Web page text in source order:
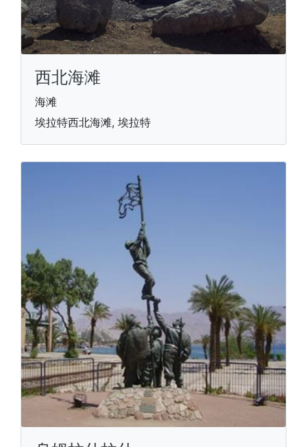
西北海滩
海滩
埃拉特西北海滩, 埃拉特